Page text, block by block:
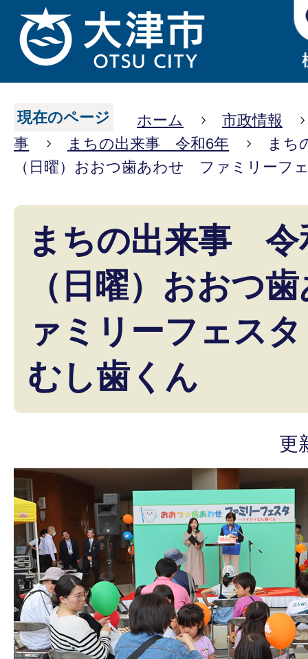
現在のページ ホーム
市政情報
事
まちの出来事 令和6年
まち
（日曜）おおつ歯あわせ ファミリーフ
まちの出来事 令
（日曜）おおつ
ァミリーフェス
むし歯くん
更